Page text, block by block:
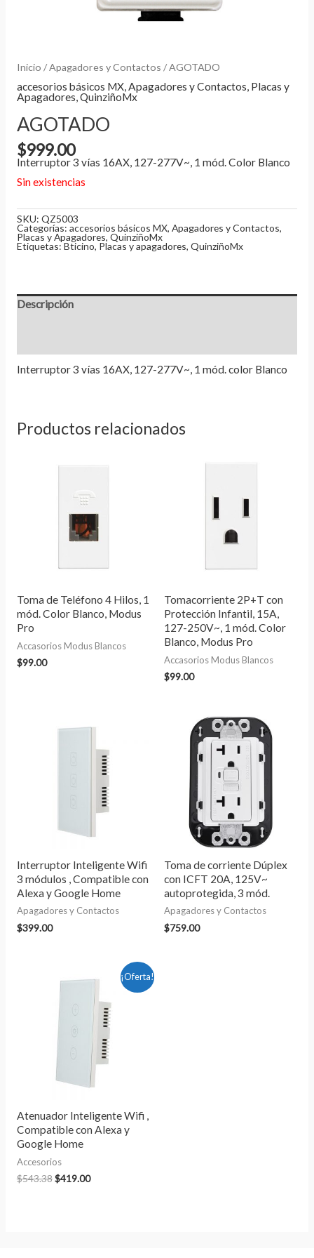
Inicio /Apagadores y Contactos / AGOTADO
accesorios básicos MX,Apagadores y Contactos, Placas y
Apagadores,QuinziñoMx
AGOTADO
$999.00
Interruptor 3 vías 16AX, 127-277V~, 1 mód. Color Blanco
Sin existencias
SKU: QZ5003
Categorías: accesorios básicos MX, Apagadores y Contactos,
Placas y Apagadores, QuinziñoMx
Etiquetas:Bticino, Placas y apagadores, QuinziñoMx
Descripción
Interruptor 3 vías 16AX, 127-277V~, 1 mód. color Blanco
Productos relacionados
Toma de Teléfono 4 Hilos, 1
mód. Color Blanco, Modus
Pro
Accasorios Modus Blancos
$99.00
Tomacorriente 2P+T con
Protección Infantil, 15A,
127-250V~, 1 mód. Color
Blanco, Modus Pro
Accasorios Modus Blancos
$99.00
Interruptor Inteligente Wifi
3 módulos , Compatible con
Alexa y Google Home
Apagadores y Contactos
$399.00
Toma de corriente Dúplex
con ICFT 20A, 125V~
autoprotegida, 3 mód.
Apagadores y Contactos
$759.00
¡Oferta!
Atenuador Inteligente Wifi ,
Compatible con Alexa y
Google Home
Accesorios
$543.38
precio
era:
$419.00
actual
$419.00.